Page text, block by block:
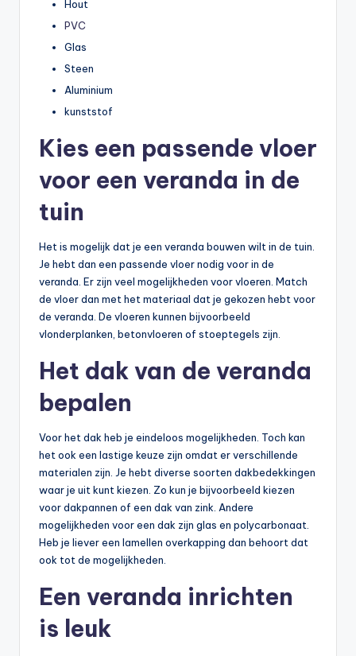
Hout
PVC
Glas
Steen
Aluminium
kunststof
Kies een passende vloer
voor een veranda in de
tuin
Het is mogelijk dat je een veranda bouwen wilt in de tuin.
Je hebt dan een passende vloer nodig voor in de
veranda. Er zijn veel mogelijkheden voor vloeren. Match
de vloer dan met het materiaal dat je gekozen hebt voor
de veranda. De vloeren kunnen bijvoorbeeld
vlonderplanken, betonvloeren of stoeptegels zijn.
Het dak van de veranda
bepalen
Voor het dak heb je eindeloos mogelijkheden. Toch kan
het ook een lastige keuze zijn omdat er verschillende
materialen zijn. Je hebt diverse soorten dakbedekkingen
waar je uit kunt kiezen. Zo kun je bijvoorbeeld kiezen
voor dakpannen of een dak van zink. Andere
mogelijkheden voor een dak zijn glas en polycarbonaat.
Heb je liever een lamellen overkapping dan behoort dat
ook tot de mogelijkheden.
Een veranda inrichten
is leuk